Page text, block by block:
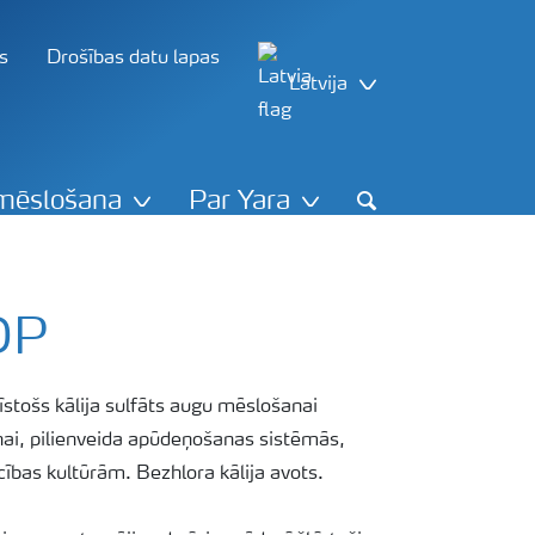
Drošības datu lapas
Latvija
Par Yara
Search
kālija sulfāts augu mēslošanai
pilienveida apūdeņošanas sistēmās,
kultūrām. Bezhlora kālija avots.